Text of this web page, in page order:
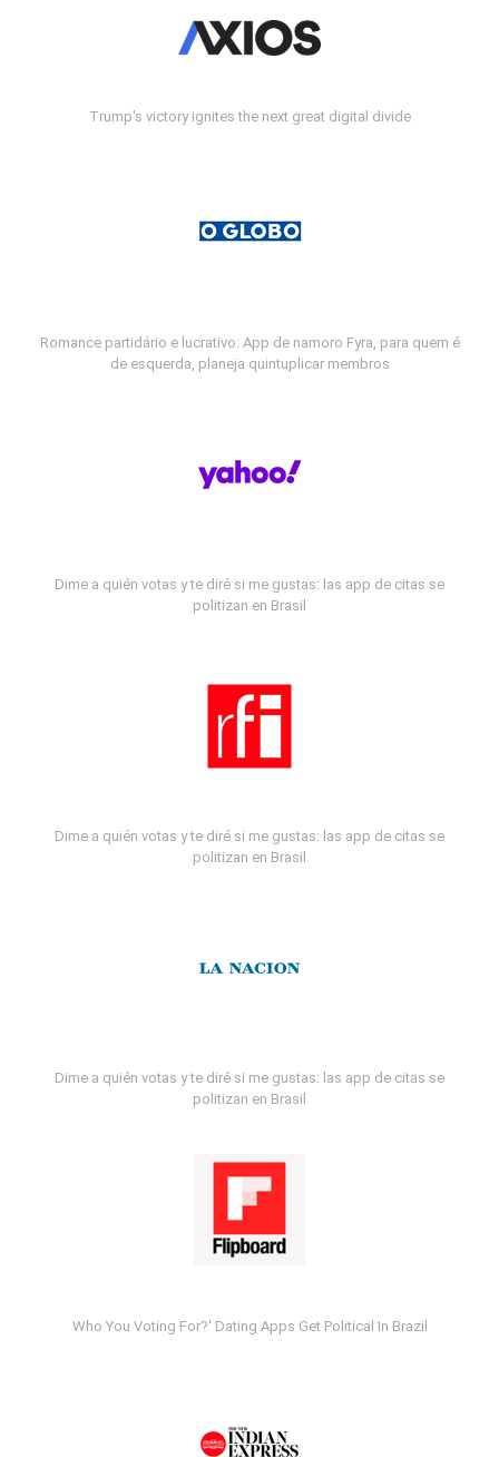
Trump's victory ignites the next great digital divide
Romance partidário e lucrativo: App de namoro Fyra, para quem é
de esquerda, planeja quintuplicar membros
Dime a quién votas y te diré si me gustas: las app de citas se
politizan en Brasil
Dime a quién votas y te diré si me gustas: las app de citas se
politizan en Brasil
Dime a quién votas y te diré si me gustas: las app de citas se
politizan en Brasil
Who You Voting For?' Dating Apps Get Political In Brazil